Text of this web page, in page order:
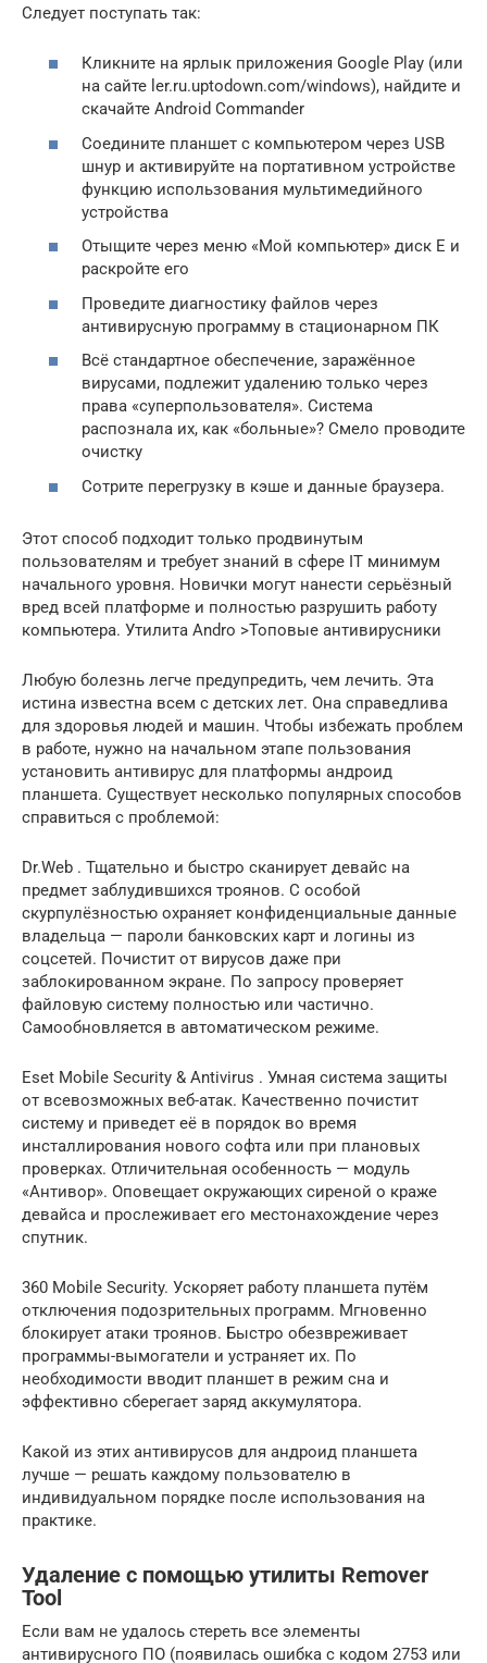
Следует поступать так:
Кликните на ярлык приложения Google Play (или
на сайте ler.ru.uptodown.com/windows), найдите и
скачайте Android Commander
Соедините планшет с компьютером через USB
шнур и активируйте на портативном устройстве
функцию использования мультимедийного
устройства
Отыщите через меню «Мой компьютер» диск Е и
раскройте его
Проведите диагностику файлов через
антивирусную программу в стационарном ПК
Всё стандартное обеспечение, заражённое
вирусами, подлежит удалению только через
права «суперпользователя». Система
распознала их, как «больные»? Смело проводите
очистку
Сотрите перегрузку в кэше и данные браузера.
Этот способ подходит только продвинутым
пользователям и требует знаний в сфере IT минимум
начального уровня. Новички могут нанести серьёзный
вред всей платформе и полностью разрушить работу
компьютера. Утилита Andro >Топовые антивирусники
Любую болезнь легче предупредить, чем лечить. Эта
истина известна всем с детских лет. Она справедлива
для здоровья людей и машин. Чтобы избежать проблем
в работе, нужно на начальном этапе пользования
установить антивирус для платформы андроид
планшета. Существует несколько популярных способов
справиться с проблемой:
Dr.Web . Тщательно и быстро сканирует девайс на
предмет заблудившихся троянов. С особой
скурпулёзностью охраняет конфиденциальные данные
владельца — пароли банковских карт и логины из
соцсетей. Почистит от вирусов даже при
заблокированном экране. По запросу проверяет
файловую систему полностью или частично.
Самообновляется в автоматическом режиме.
Eset Mobile Security & Antivirus . Умная система защиты
от всевозможных веб-атак. Качественно почистит
систему и приведет её в порядок во время
инсталлирования нового софта или при плановых
проверках. Отличительная особенность — модуль
«Антивор». Оповещает окружающих сиреной о краже
девайса и прослеживает его местонахождение через
спутник.
360 Mobile Security. Ускоряет работу планшета путём
отключения подозрительных программ. Мгновенно
блокирует атаки троянов. Быстро обезвреживает
программы-вымогатели и устраняет их. По
необходимости вводит планшет в режим сна и
эффективно сберегает заряд аккумулятора.
Какой из этих антивирусов для андроид планшета
лучше — решать каждому пользователю в
индивидуальном порядке после использования на
практике.
Удаление с помощью утилиты Remover
Tool
Если вам не удалось стереть все элементы
антивирусного ПО (появилась ошибка с кодом 2753 или